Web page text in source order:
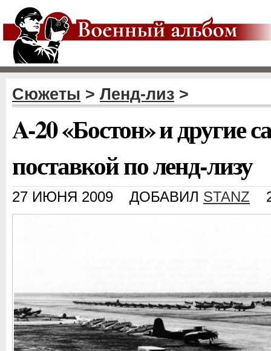
Сюжеты > Ленд-лиз >
A-20 «Бостон» и другие
поставкой по ленд-лизу
27 ИЮНЯ 2009 ДОБАВИЛ STANZ